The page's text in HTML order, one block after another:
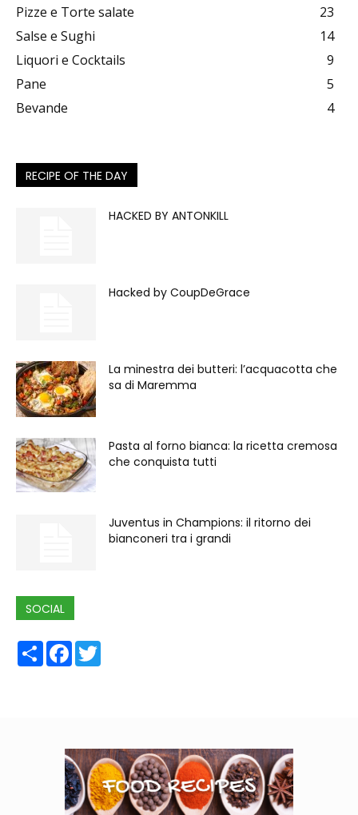
Pizze e Torte salate
23
Salse e Sughi
14
Liquori e Cocktails
9
Pane
5
Bevande
4
RECIPE OF THE DAY
HACKED BY ANTONKILL
Hacked by CoupDeGrace
La minestra dei butteri: l’acquacotta che
sa di Maremma
Pasta al forno bianca: la ricetta cremosa
che conquista tutti
Juventus in Champions: il ritorno dei
bianconeri tra i grandi
SOCIAL
ShareFacebook